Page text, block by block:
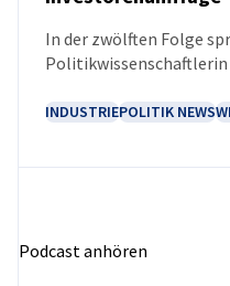
In der zwölften Folge
Politikwissenschaftlerin
INDUSTRIEPOLITIK NEWS
Podcast anhören